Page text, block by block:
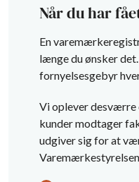
Når du har
En
længe du ønsker
fornyelsesgebyr
Vi oplever desværre
kunder modtager
udgiver sig for at